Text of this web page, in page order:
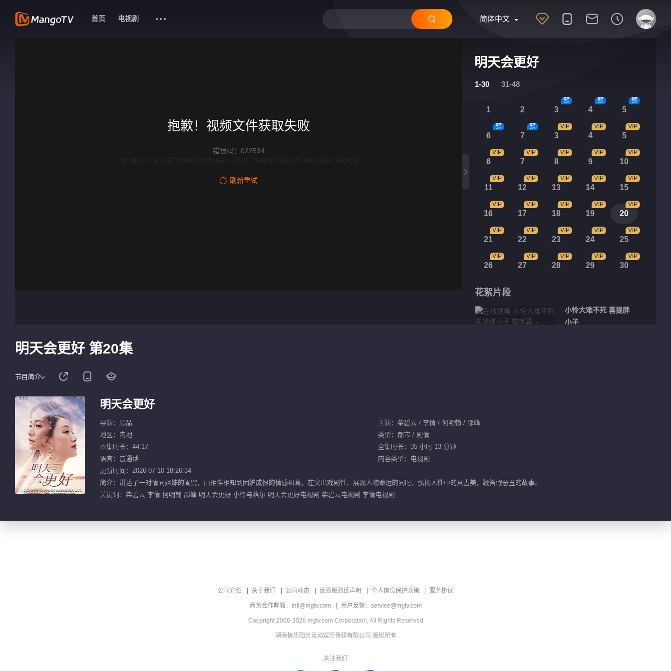
简体中文
首页 电视剧
明天会更好
1-30 31-48
1 2 3
预
4
预
5
预
6
预
7
预
3
VIP
4
VIP
5
VIP
6
VIP
7
VIP
8
VIP
9
VIP
10
VIP
11
VIP
12
VIP
13
VIP
14
VIP
15
VIP
16
VIP
17
VIP
18
VIP
19
VIP
20
VIP
21
VIP
22
VIP
23
VIP
24
VIP
25
VIP
26
VIP
27
VIP
28
VIP
29
VIP
30
VIP
花絮片段
小怜大难不死 喜提胖
小子
阿蒙瞒着吴南检测是否
抱歉！视频文件获取失败
错误码：022534
刷新重试
明天会更好 第20集
节目简介
明天会更好
导演：顾晶
主演：柴碧云 / 李倩 / 何明翰 / 邵峰
地区：内地
类型：都市 / 剧情
本集时长：44:17
全集时长：35 小时 13 分钟
语言：普通话
内容类型：电视剧
更新时间：2026-07-10 18:26:34
简介：讲述了一对情同姐妹的闺蜜，由相伴相知到因妒成恨的情感纠葛，在突出戏剧性、展现人物命运的同时，弘扬人性中的真善美，鞭笞假恶丑的故事。
关键词： 柴碧云 李倩 何明翰 邵峰 明天会更好 小怜与格尔 明天会更好电视剧 柴碧云电视剧 李倩电视剧
公司介绍 关于我们 公司动态 反盗版盗链声明 个人信息保护政策 服务协议
商务合作邮箱：intl@mgtv.com 用户反馈：service@mgtv.com
Copyright 2006-2026 mgtv.com Corporation, All Rights Reserved
湖南快乐阳光互动娱乐传媒有限公司 版权所有
关注我们